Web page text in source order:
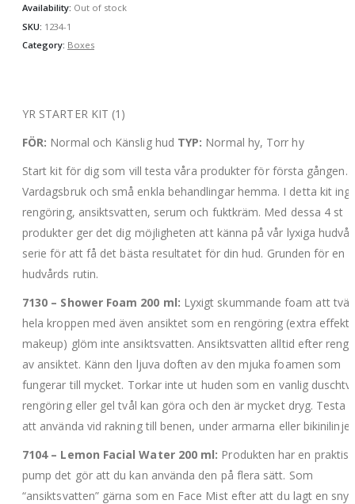
Availability: Out of stock
SKU: 1234-1
Category: Boxes
YR STARTER KIT (1)
FÖR: Normal och Känslig hud TYP: Normal hy, Torr hy
Start kit för dig som vill testa våra produkter för första gången.
Vardagsbruk och små enkla behandlingar hemma. I detta kit
rengöring, ansiktsvatten, serum och fuktkräm. Med dessa 4 st
produkter ger det dig möjligheten att känna på vår lyxiga
serie för att få det bästa resultatet för din hud. Grunden för en
hudvårds rutin.
7130 – Shower Foam 200 ml: Lyxigt skummande foam att
hela kroppen med även ansiktet som en rengöring (extra
makeup) glöm inte ansiktsvatten. Ansiktsvatten alltid efter
av ansiktet. Känn den ljuva doften av den mjuka foamen som
fungerar till mycket. Torkar inte ut huden som en vanlig
rengöring eller gel tvål kan göra och den är mycket dryg. Testa
att använda vid rakning till benen, under armarna eller
7104 – Lemon Facial Water 200 ml: Produkten har en praktisk
pump det gör att du kan använda den på flera sätt. Som
“ansiktsvatten” gärna som en Face Mist efter att du lagt en